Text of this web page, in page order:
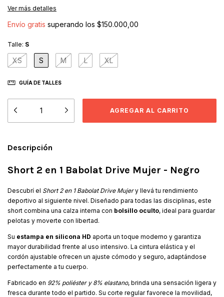
Ver más detalles
Envío gratis superando los $150.000,00
Talle: S
XS S M L XL
GUÍA DE TALLES
Descripción
Short 2 en 1 Babolat Drive Mujer - Negro
Descubrí el Short 2 en 1 Babolat Drive Mujery llevá tu rendimiento
deportivo al siguiente nivel. Diseñado para todas las disciplinas, este
short combina una calza interna con bolsillo oculto, ideal para guardar
pelotas y moverte con libertad.
Su estampa en silicona HD aporta un toque moderno y garantiza
mayor durabilidad frente al uso intensivo. La cintura elástica y el
cordón ajustable ofrecen un ajuste cómodo y seguro, adaptándose
perfectamente a tu cuerpo.
Fabricado en 92% poliéster y 8% elastano, brinda una sensación ligera y
fresca durante todo el partido. Su corte regular favorece la movilidad,